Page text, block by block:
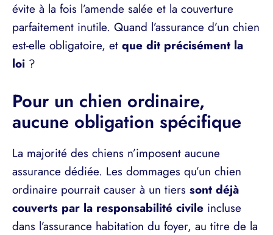
évite à la fois l’amende salée et la couverture
parfaitement inutile. Quand l’assurance d’un chien
est-elle obligatoire, et que dit précisément la
loi ?
Pour un chien ordinaire,
aucune obligation spécifique
La majorité des chiens n’imposent aucune
assurance dédiée. Les dommages qu’un chien
ordinaire pourrait causer à un tiers sont déjà
couverts par la responsabilité civile incluse
dans l’assurance habitation du foyer, au titre de la